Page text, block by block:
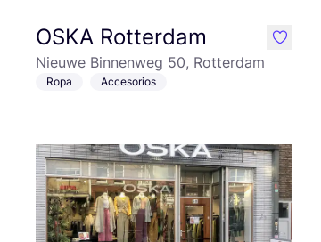
OSKA Rotterdam
Nieuwe Binnenweg 50, Rotterdam
Ropa Accesorios
like